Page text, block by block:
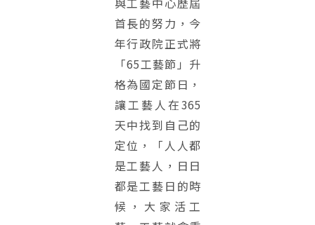
首長的努力，今
年行政院正式將
「65工藝節」升
格為國定節日，
讓工藝人在365
天中找到自己的
定位，「人人都
是工藝人，日日
都是工藝日的時
候，大家活工